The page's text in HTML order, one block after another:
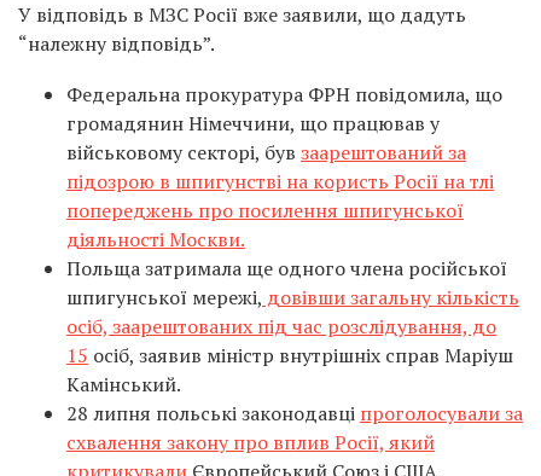
У відповідь в МЗС Росії вже заявили, що дадуть
“належну відповідь”.
Федеральна прокуратура ФРН повідомила, що
громадянин Німеччини, що працював у
військовому секторі, був заарештований за
підозрою в шпигунстві на користь Росії на тлі
попереджень про посилення шпигунської
діяльності Москви.
Польща затримала ще одного члена російської
шпигунської мережі, довівши загальну кількість
осіб, заарештованих під час розслідування, до
15 осіб, заявив міністр внутрішніх справ Маріуш
Камінський.
28 липня польські законодавці проголосували за
схвалення закону про вплив Росії, який